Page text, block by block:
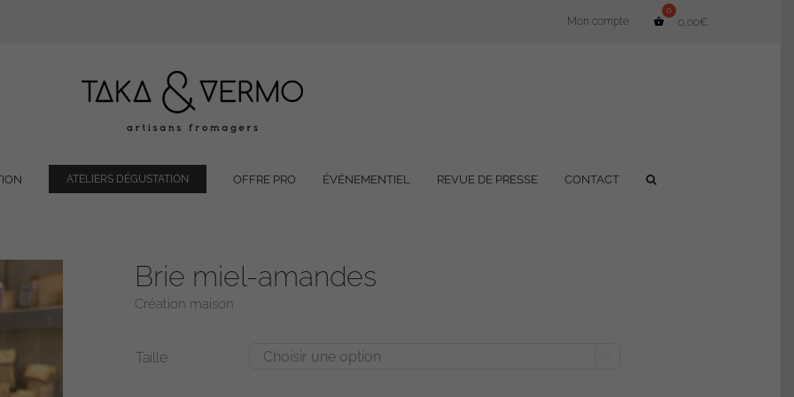
Mon compte 0,00€
ATELIERS DÉGUSTATION OFFRE PRO ÉVÉNEMENTIEL REVUE DE PRESSE CONTACT
Brie miel-amandes
Création maison
Taille